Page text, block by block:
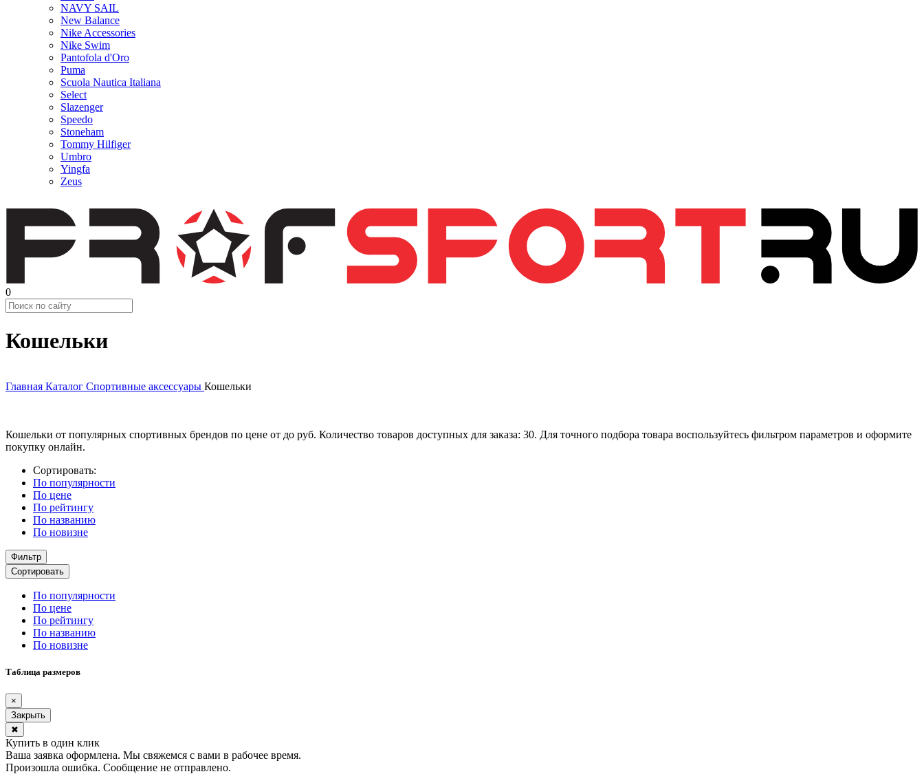
NAVY SAIL
New Balance
Nike Accessories
Nike Swim
Pantofola d'Oro
Puma
Scuola Nautica Italiana
Select
Slazenger
Speedo
Stoneham
Tommy Hilfiger
Umbro
Yingfa
Zeus
0
Кошельки
Главная Каталог Спортивные аксессуары Кошельки
Кошельки от популярных спортивных брендов по цене от до руб. Количество товаров доступных для заказа: 30. Для точного подбора товара воспользуйтесь фильтром параметров и оформите
покупку онлайн.
Сортировать:
По популярности
По цене
По рейтингу
По названию
По новизне
Фильтр
Сортировать
По популярности
По цене
По рейтингу
По названию
По новизне
Таблица размеров
×
Закрыть
✖
Купить в один клик
Ваша заявка оформлена. Мы свяжемся с вами в рабочее время.
Произошла ошибка. Сообщение не отправлено.